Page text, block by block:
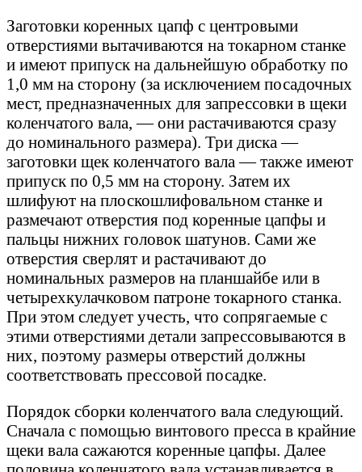
Заготовки коренных цапф с центровыми
отверстиями вытачиваются на токарном станке
и имеют припуск на дальнейшую обработку по
1,0 мм на сторону (за исключением посадочных
мест, предназначенных для запрессовки в щеки
коленчатого вала, — они растачиваются сразу
до номинального размера). Три диска —
заготовки щек коленчатого вала — также имеют
припуск по 0,5 мм на сторону. Затем их
шлифуют на плоскошлифовальном станке и
размечают отверстия под коренные цапфы и
пальцы нижних головок шатунов. Сами же
отверстия сверлят и растачивают до
номинальных размеров на планшайбе или в
четырехкулачковом патроне токарного станка.
При этом следует учесть, что сопрягаемые с
этими отверстиями детали запрессовываются в
них, поэтому размеры отверстий должны
соответствовать прессовой посадке.
Порядок сборки коленчатого вала следующий.
Сначала с помощью винтового пресса в крайние
щеки вала сажаются коренные цапфы. Далее